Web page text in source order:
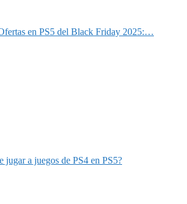
en PS5 del Black Friday 2025:…
jugar a juegos de PS4 en PS5?